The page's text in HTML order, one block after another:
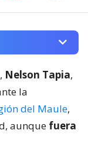
Nelson Tapia,
la
del Maule,
aunque fuera